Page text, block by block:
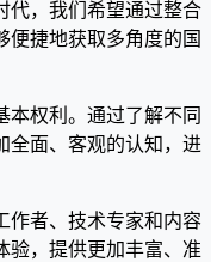
代，我们希望通过整合
便捷地获取多角度的国
本权利。通过了解不同
全面、客观的认知，进
作者、技术专家和内容
验，提供更加丰富、准